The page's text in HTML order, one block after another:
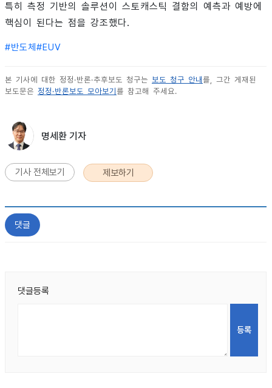
특히 측정 기반의 솔루션이 스토캐스틱 결함의 예측과 예방에
핵심이 된다는 점을 강조했다.
#반도체 #EUV
본 기사에 대한 정정·반론·추후보도 청구는 보도 청구 안내 를, 그간 게재된
보도문은 정정·반론보도 모아보기 를 참고해 주세요.
명세환 기자
기사 전체보기 제보하기
댓글
댓글등록